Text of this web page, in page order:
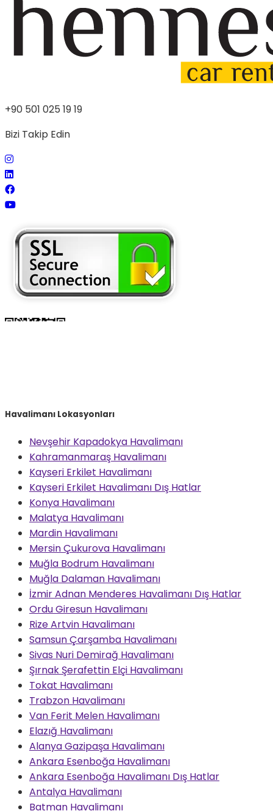
+90 501 025 19 19
Bizi Takip Edin
Havalimanı Lokasyonları
Nevşehir Kapadokya Havalimanı
Kahramanmaraş Havalimanı
Kayseri Erkilet Havalimanı
Kayseri Erkilet Havalimanı Dış Hatlar
Konya Havalimanı
Malatya Havalimanı
Mardin Havalimanı
Mersin Çukurova Havalimanı
Muğla Bodrum Havalimanı
Muğla Dalaman Havalimanı
İzmir Adnan Menderes Havalimanı Dış Hatlar
Ordu Giresun Havalimanı
Rize Artvin Havalimanı
Samsun Çarşamba Havalimanı
Sivas Nuri Demirağ Havalimanı
Şırnak Şerafettin Elçi Havalimanı
Tokat Havalimanı
Trabzon Havalimanı
Van Ferit Melen Havalimanı
Elazığ Havalimanı
Alanya Gazipaşa Havalimanı
Ankara Esenboğa Havalimanı
Ankara Esenboğa Havalimanı Dış Hatlar
Antalya Havalimanı
Batman Havalimanı